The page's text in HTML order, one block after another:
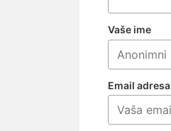
Vaše ime
Email adresa